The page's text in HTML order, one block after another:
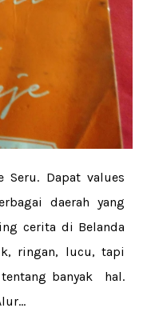
Seru. Dapat values
daerah yang
cerita di Belanda
ringan, lucu, tapi
banyak hal.